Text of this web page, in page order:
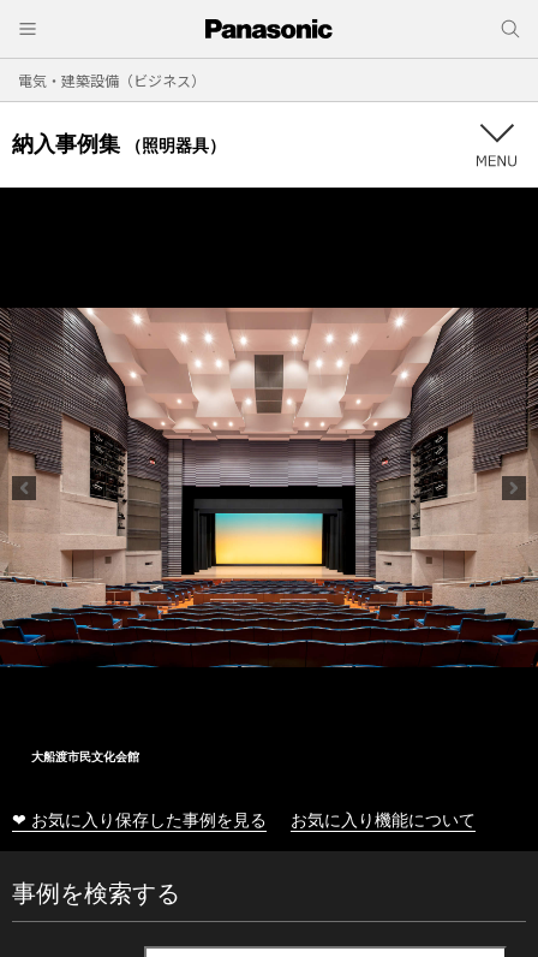
電気・建築設備（ビジネス）
納入事例集 （照明器具）
大船渡市民文化会館
❤ お気に入り保存した事例を見る お気に入り機能について
事例を検索する